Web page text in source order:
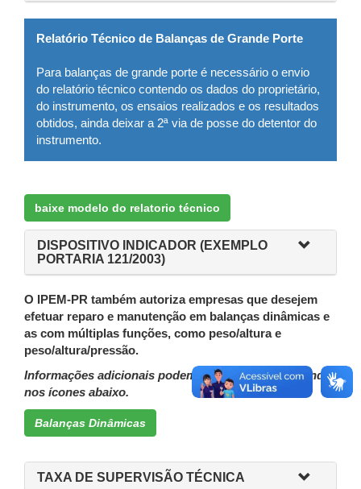
Relatório Técnico de Balanças de Grande Porte
Para balanças de grande porte é necessário o envio
do relatório técnico contendo os dados do proprietário,
do instrumento, os ensaios realizados e os resultados
obtidos, ainda deixar a 2ª via de posse do detentor do
instrumento.
baixe modelo do relatorio técnico
DISPOSITIVO INDICADOR (EXEMPLO
PORTARIA 121/2003)
O IPEM-PR também autoriza empresas que desejem
efetuar reparo e manutenção em balanças dinâmicas e
as com múltiplas funções, como peso/altura e
peso/altura/pressão.
Informações adicionais podem ser conferidas clicando
nos ícones abaixo.
Balanças Dinâmicas
TAXA DE SUPERVISÃO TÉCNICA